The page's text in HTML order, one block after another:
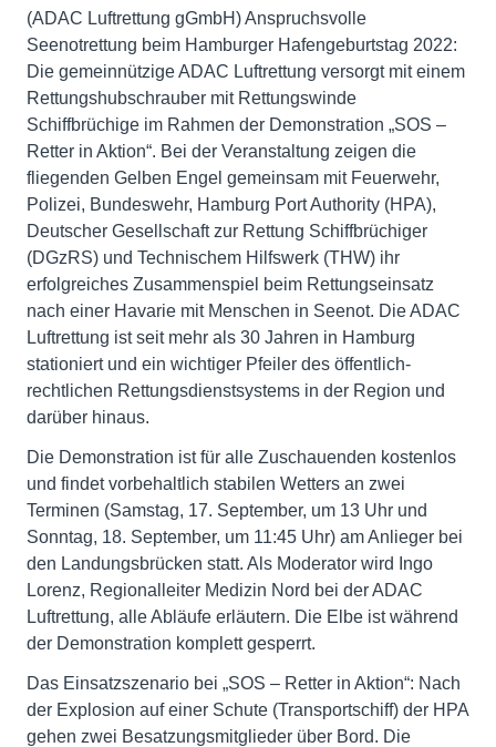
(ADAC Luftrettung gGmbH) Anspruchsvolle
Seenotrettung beim Hamburger Hafengeburtstag 2022:
Die gemeinnützige ADAC Luftrettung versorgt mit einem
Rettungshubschrauber mit Rettungswinde
Schiffbrüchige im Rahmen der Demonstration „SOS –
Retter in Aktion“. Bei der Veranstaltung zeigen die
fliegenden Gelben Engel gemeinsam mit Feuerwehr,
Polizei, Bundeswehr, Hamburg Port Authority (HPA),
Deutscher Gesellschaft zur Rettung Schiffbrüchiger
(DGzRS) und Technischem Hilfswerk (THW) ihr
erfolgreiches Zusammenspiel beim Rettungseinsatz
nach einer Havarie mit Menschen in Seenot. Die ADAC
Luftrettung ist seit mehr als 30 Jahren in Hamburg
stationiert und ein wichtiger Pfeiler des öffentlich-
rechtlichen Rettungsdienstsystems in der Region und
darüber hinaus.
Die Demonstration ist für alle Zuschauenden kostenlos
und findet vorbehaltlich stabilen Wetters an zwei
Terminen (Samstag, 17. September, um 13 Uhr und
Sonntag, 18. September, um 11:45 Uhr) am Anlieger bei
den Landungsbrücken statt. Als Moderator wird Ingo
Lorenz, Regionalleiter Medizin Nord bei der ADAC
Luftrettung, alle Abläufe erläutern. Die Elbe ist während
der Demonstration komplett gesperrt.
Das Einsatzszenario bei „SOS – Retter in Aktion“: Nach
der Explosion auf einer Schute (Transportschiff) der HPA
gehen zwei Besatzungsmitglieder über Bord. Die